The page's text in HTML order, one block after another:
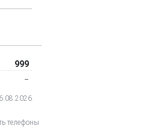
999
‒
телефоны